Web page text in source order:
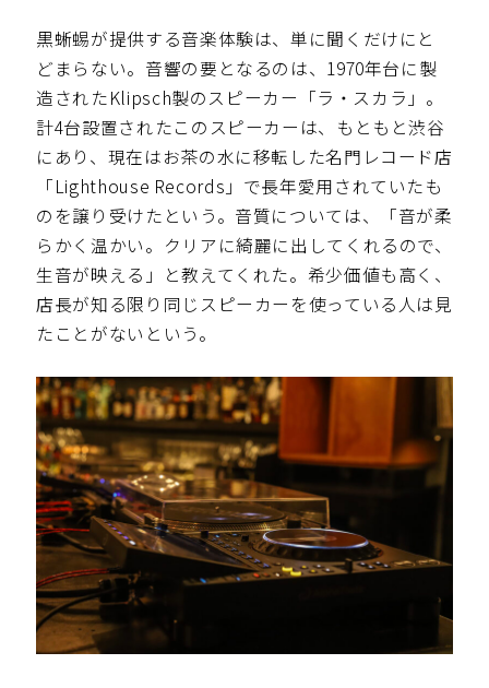
黒蜥蜴が提供する音楽体験は、単に聞くだけにと
どまらない。音響の要となるのは、1970年台に製
造されたKlipsch製のスピーカー「ラ・スカラ」。
計4台設置されたこのスピーカーは、もともと渋谷
にあり、現在はお茶の水に移転した名門レコード店
「Lighthouse Records」で長年愛用されていたも
のを譲り受けたという。音質については、「音が柔
らかく温かい。クリアに綺麗に出してくれるので、
生音が映える」と教えてくれた。希少価値も高く、
店長が知る限り同じスピーカーを使っている人は見
たことがないという。